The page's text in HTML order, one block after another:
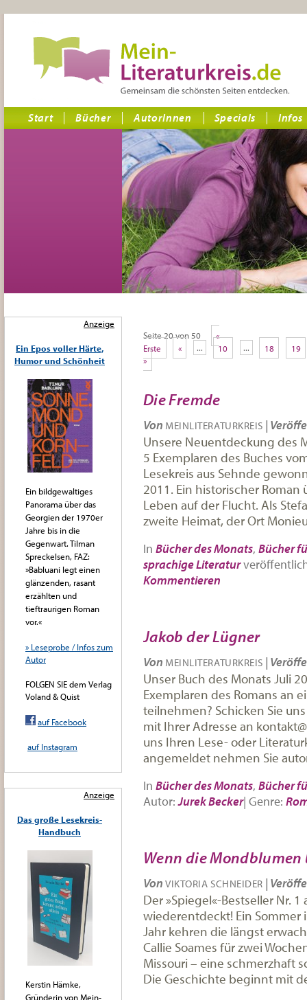
Start Bücher AutorInnen Specials Infos
Seite 20 von 50
«
Erste
« ... 10 ... 18
19
»
Die Fremde
Von MEINLITERATURKREIS |
Unsere Neuentdeckung des
5 Exemplaren des Buches
Lesekreis aus Sehnde
2011. Ein historischer
Leben auf der Flucht. Als
zweite Heimat, der Ort
In Bücher des Monats, Bücher
sprachige Literatur
Kommentieren
Jakob der Lügner
Von MEINLITERATURKREIS |
Unser Buch des Monats Juli
Exemplaren des Romans an
teilnehmen? Schicken Sie
mit Ihrer Adresse an
uns Ihren Lese- oder
angemeldet nehmen Sie
In Bücher des Monats, Bücher
Autor:Jurek Becker| Genre:
Wenn die
Von VIKTORIA SCHNEIDER |
Der »Spiegel«-Bestseller Nr.
wiederentdeckt! Ein Sommer
Jahr kehren die längst
Callie Soames für zwei
Missouri – eine schmerzhaft
Die Geschichte beginnt mit
Anzeige
Ein Epos voller Härte,
Humor und Schönheit
Ein bildgewaltiges
Panorama über das
Georgien der 1970er
Jahre bis in die
Gegenwart. Tilman
Spreckelsen, FAZ:
»Babluani legt einen
glänzenden, rasant
erzählten und
tieftraurigen Roman
vor.«
» Leseprobe / Infos zum
Autor
FOLGEN SIE dem Verlag
Voland & Quist
auf Facebook
auf Instagram
Anzeige
Das große Lesekreis-
Handbuch
Kerstin Hämke,
Gründerin von Mein-